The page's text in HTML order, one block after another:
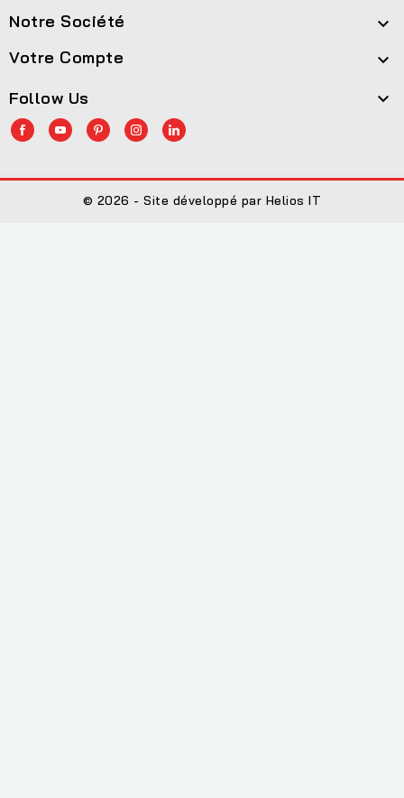
Notre Société 
Votre Compte 
Follow Us 
© 2026 - Site développé par Helios IT